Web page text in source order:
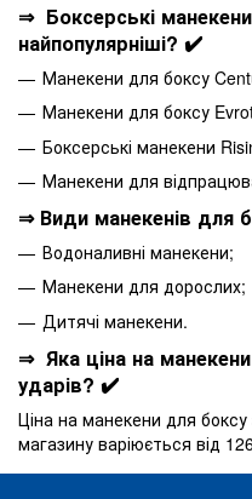
⇒ Боксерські
найпопулярніші? ✔️
Манекени для боксу
Манекени для боксу
Боксерські манекени
Манекени для
⇒ Види манекенів для
Водоналивні манекени;
Манекени для дорослих;
Дитячі манекени.
⇒ Яка ціна на
ударів? ✔️
Ціна на манекени для боксу
магазину варіюється від